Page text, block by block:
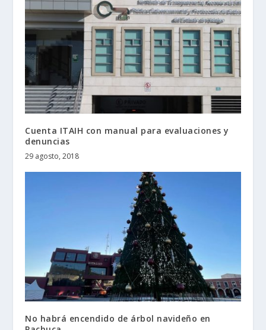
Cuenta ITAIH con manual para evaluaciones y
denuncias
29 agosto, 2018
No habrá encendido de árbol navideño en